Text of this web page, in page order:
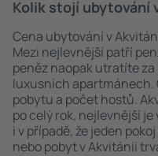
Kolik stojí ubytování
Cena ubytování v
Mezi nejlevnější patří
peněz naopak utratíte
luxusních apartmánech.
pobytu a počet hostů.
po celý rok, nejlevnější
i v případě, že jeden
nebo pobyt v Akvitánii